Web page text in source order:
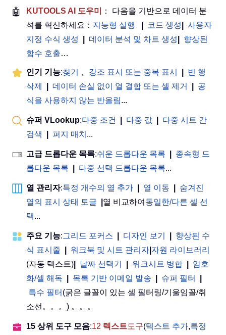
🤖 KUTOOLS AI 도우미
： 다음을 기반으로 데이터 분
석를 혁신하세요： 지능형 실행 코드 생성
사용자
지정 수식 생성
데이터 분석 및 차트 생성
향상된
함수 호출…
인기 기능:찾기， 강조 표시 또는 중복 표시
빈 행
삭제
데이터 손실 없이 열 결합 또는 셀 제거
공
식을 사용하지 않는 반올림...
슈퍼 VLookup:다중 조건 다중 값
다중 시트 간
검색
퍼지 매치 ...
고급 드롭다운 목록:쉬운 드롭다운 목록
종속형 드
롭다운 목록
다중 선택 드롭다운 목록...
열 관리자:특정 개수의 열 추가 열 이동
숨겨진
열의 표시 상태 토글
열 비교하여 동일한/다른 셀 선
택...
주요 기능:그리드 포커스 디자인 보기
향상된 수
식 표시줄
워크북 및 시트 관리자 자원 라이브러리
(자동 텍스트)
날짜 선택기 워크시트 병합
암호
화/셀 해독
목록 기반 이메일 발송 슈퍼 필터
특수 필터 (굵은 글꼴이 있는 셀 필터링/기울임꼴/취
소선。。。) 。。。
15 상위 도구 모음:12 텍스트도구(텍스트 추가,특정